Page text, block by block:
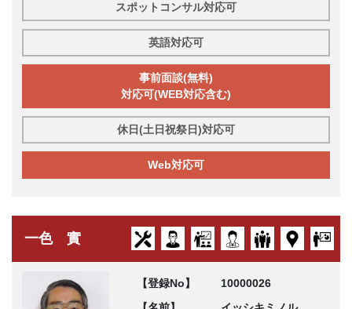
スポットコンサル対応可
英語対応可
事前面談(無料)
対応可(WEB対応含む)
休日(土日祝祭日)対応可
Web対応可
一色 實
【登録No】
10000026